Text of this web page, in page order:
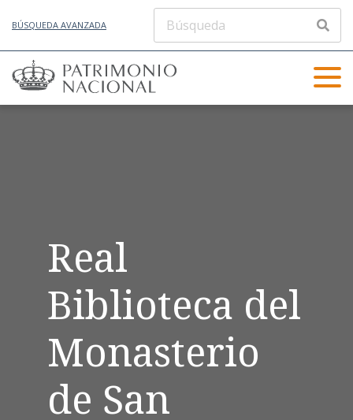
BÚSQUEDA AVANZADA
Real
Biblioteca del
Monasterio
de San